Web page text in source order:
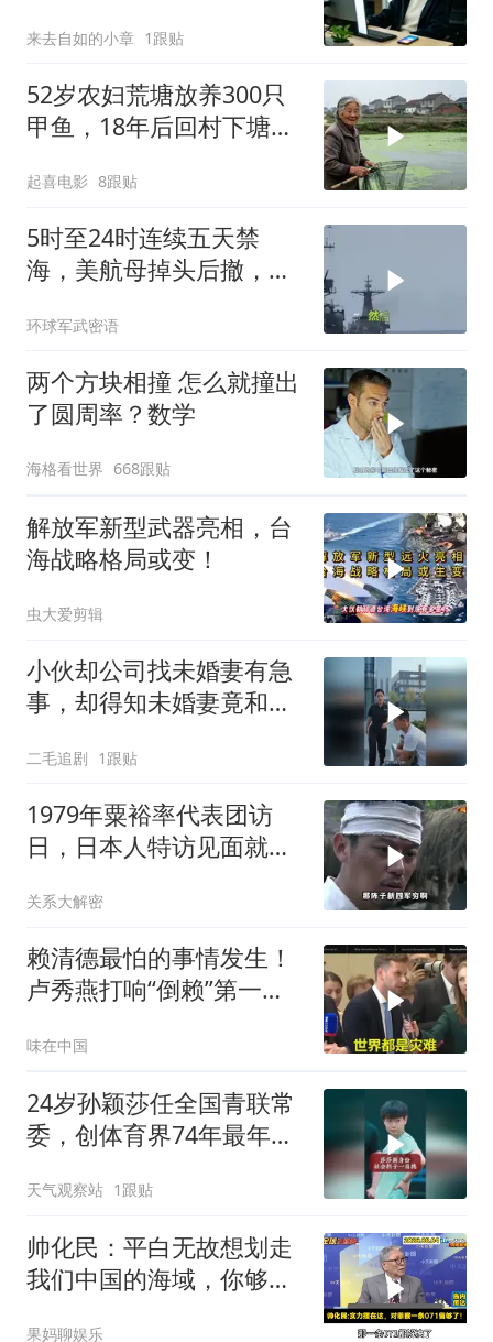
来去自如的小章 1跟贴
52岁农妇荒塘放养300只
甲鱼，18年后回村下塘瞬
起喜电影 8跟贴
5时至24时连续五天禁
海，美航母掉头后撤，黄
环球军武密语
两个方块相撞 怎么就撞出
了圆周率？数学
海格看世界 668跟贴
解放军新型武器亮相，台
海战略格局或变！
虫大爱剪辑
小伙却公司找未婚妻有急
事，却得知未婚妻竟和别
二毛追剧 1跟贴
1979年粟裕率代表团访
日，日本人特访见面就喊
关系大解密
赖清德最怕的事情发生！
卢秀燕打响“倒赖”第一
味在中国
24岁孙颖莎任全国青联常
委，创体育界74年最年轻
天气观察站 1跟贴
帅化民：平白无故想划走
我们中国的海域，你够格
果妈聊娱乐